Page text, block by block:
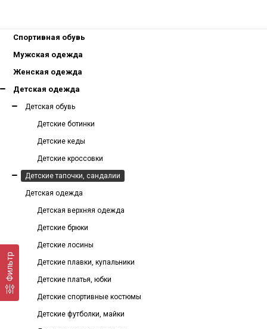
Фильтр
Спортивная обувь
Мужская одежда
Женская одежда
Детская одежда
Детская обувь
Детские ботинки
Детские кеды
Детские кроссовки
Детские тапочки, сандалии
Детская одежда
Детская верхняя одежда
Детские брюки
Детские лосины
Детские плавки, купальники
Детские платья, юбки
Детские спортивные костюмы
Детские футболки, майки